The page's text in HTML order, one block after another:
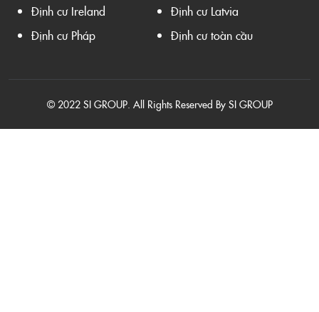
Định cư Ireland
Định cư Latvia
Định cư Pháp
Định cư toàn cầu
© 2022 SI GROUP. All Rights Reserved By SI GROUP